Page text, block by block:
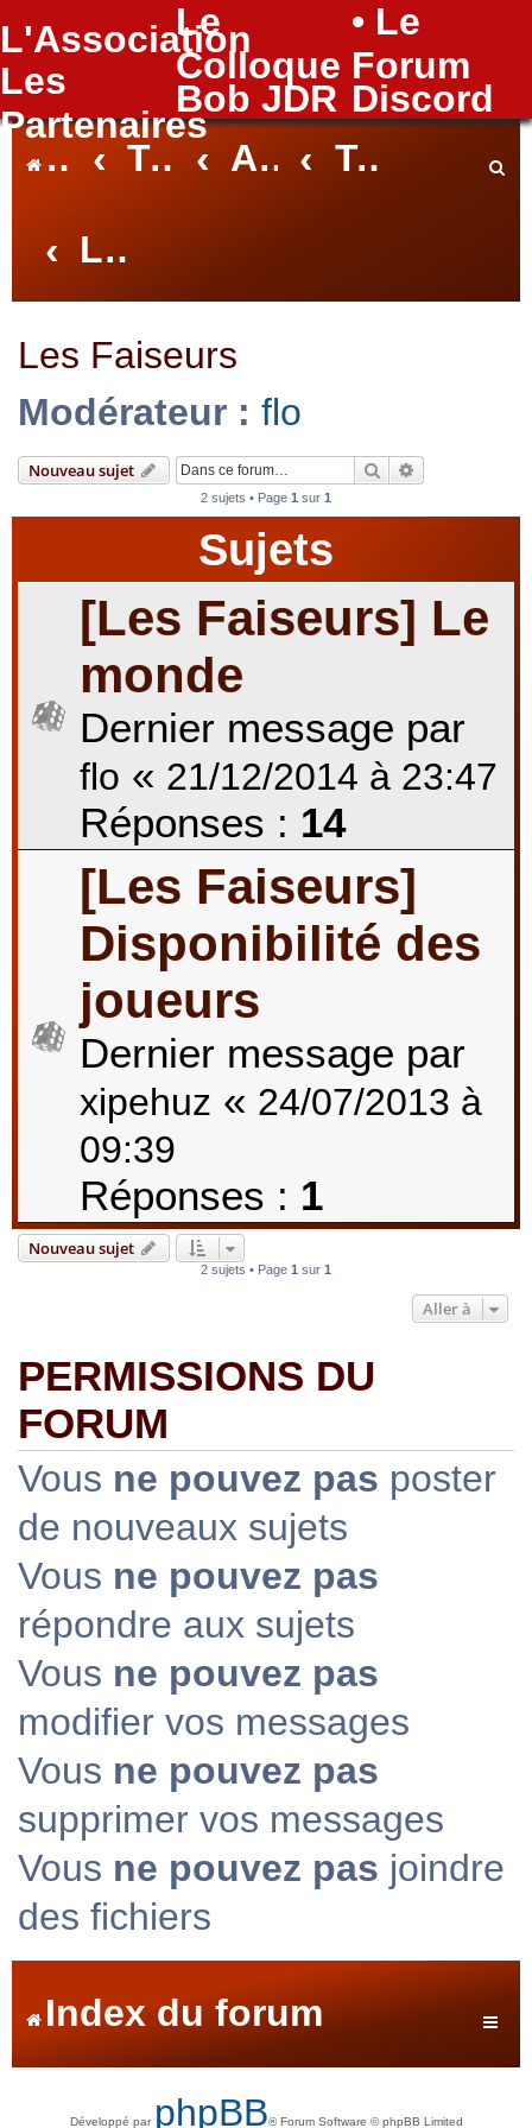
L'Association
Le
Colloque
• Le
Forum
Les
Partenaires
Bob JDR Discord
FAQ
Index du forum
Tables Nantaises Archives des Tables Tables de Flo
Les Faiseurs
e
Les Faiseurs
Modérateur : flo
Nouveau sujet Rechercher
2 sujets • Page 1 sur 1
Sujets
[Les Faiseurs] Le
monde
Dernier message par
flo « 21/12/2014 à 23:47
Réponses : 14
[Les Faiseurs]
Disponibilité des
joueurs
Dernier message par
xipehuz « 24/07/2013 à
09:39
Réponses : 1
Nouveau sujet
2 sujets • Page 1 sur 1
Aller à
PERMISSIONS DU
FORUM
Vous ne pouvez pas poster
de nouveaux sujets
Vous ne pouvez pas
répondre aux sujets
Vous ne pouvez pas
modifier vos messages
Vous ne pouvez pas
supprimer vos messages
Vous ne pouvez pas joindre
des fichiers
Index du forum
Développé par phpBB® Forum Software © phpBB Limited